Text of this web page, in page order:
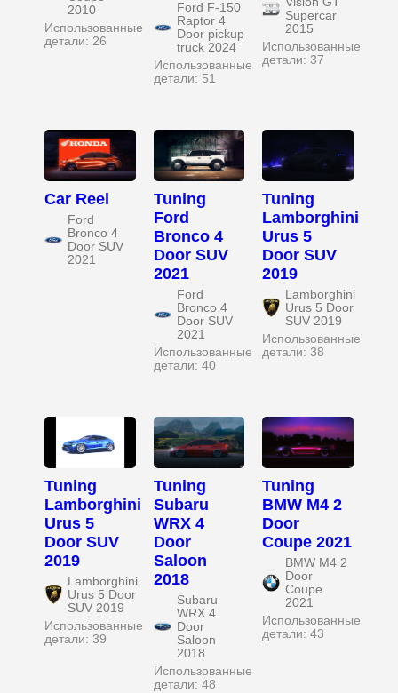
2010
Использованные
детали: 26
Ford F-150
Raptor 4
Door pickup
truck 2024
Использованные
детали: 51
Supercar
2015
Использованные
детали: 37
Car Reel
Ford
Bronco 4
Door SUV
2021
Tuning
Ford
Bronco 4
Door SUV
2021
Ford
Bronco 4
Door SUV
2021
Использованные
детали: 40
Tuning
Lamborghini
Urus 5
Door SUV
2019
Lamborghini
Urus 5 Door
SUV 2019
Использованные
детали: 38
Tuning
Lamborghini
Urus 5
Door SUV
2019
Lamborghini
Urus 5 Door
SUV 2019
Использованные
детали: 39
Tuning
Subaru
WRX 4
Door
Saloon
2018
Subaru
WRX 4
Door
Saloon
2018
Использованные
детали: 48
Tuning
BMW M4 2
Door
Coupe 2021
BMW M4 2
Door
Coupe
2021
Использованные
детали: 43